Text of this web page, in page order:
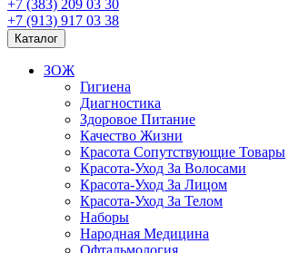
+7 (383) 209 03 30
+7 (913) 917 03 38
Каталог
ЗОЖ
Гигиена
Диагностика
Здоровое Питание
Качество Жизни
Красота Сопутствующие Товары
Красота-Уход За Волосами
Красота-Уход За Лицом
Красота-Уход За Телом
Наборы
Народная Медицина
Офтальмология